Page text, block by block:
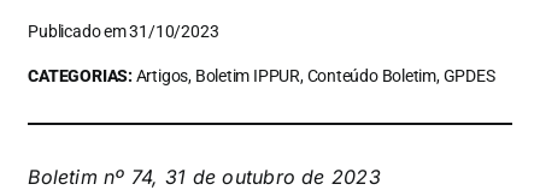
Publicado em 31/10/2023
CATEGORIAS:Artigos, Boletim IPPUR, Conteúdo Boletim, GPDES
Boletim nº 74, 31 de outubro de 2023